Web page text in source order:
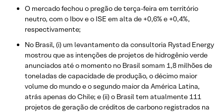
O mercado fechou o pregão de terça-feira em território
neutro, com o Ibov e o ISE em alta de +0,6% e +0,4%,
respectivamente;
No Brasil, (i) um levantamento da consultoria Rystad Energy
mostrou que as intenções de projetos de hidrogênio verde
anunciados até o momento no Brasil somam 1,8 milhões de
toneladas de capacidade de produção, o décimo maior
volume do mundo e o segundo maior da América Latina,
atrás apenas do Chile; e (ii) o Brasil tem atualmente 111
projetos de geração de créditos de carbono registrados na